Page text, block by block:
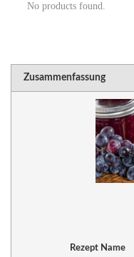
No products found.
Zusammenfassung
Rezept Name